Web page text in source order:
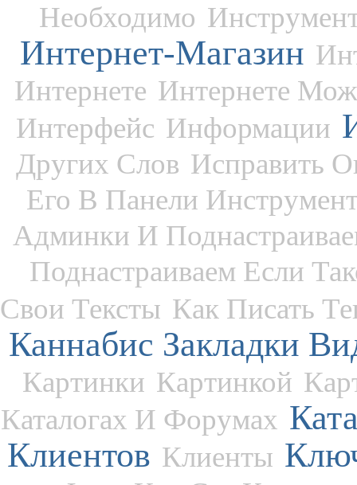
Необходимо
Интернет-Магазин
Интернете Интернете
Интерфейс Информации
Других Слов Исправить
Его В Панели
Админки И
Поднастраиваем Если
Свои Тексты Как Писать
Каннабис Закладки
Картинки Картинкой
Каталогах И Форумах
Клиентов Клиенты